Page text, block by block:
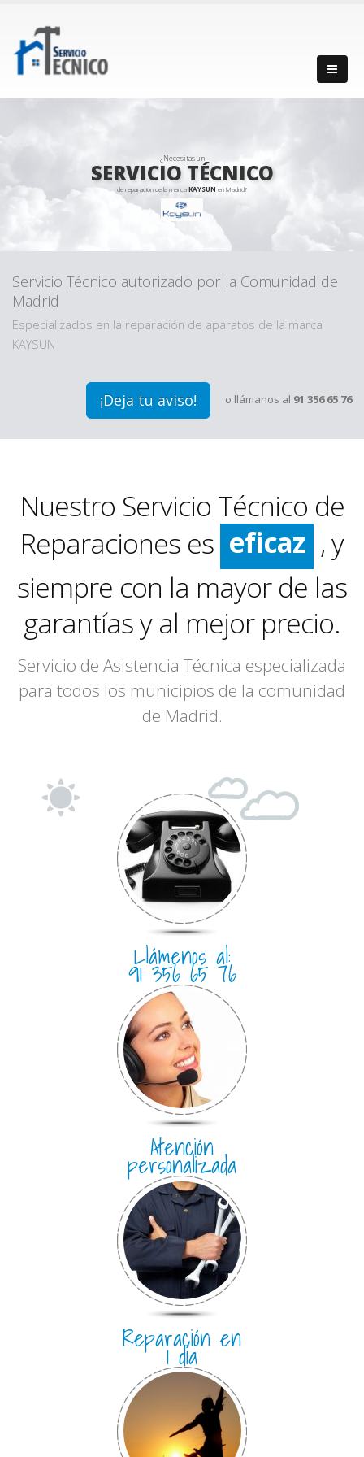
¿Necesitas un
SERVICIO TÉCNICO
de reparación de la marcaKAYSUN en Madrid?
Servicio Técnico autorizado por la Comunidad de
Madrid
Especializados en la reparación de aparatos de la marca
KAYSUN
¡Deja tu aviso! o llámanos al 91 356 65 76
Nuestro Servicio Técnico de
Reparaciones es
limpio
eficaz
rápido
, y
siempre con la mayor de las
garantías y al mejor precio.
Servicio de Asistencia Técnica especializada
para todos los municipios de la comunidad
de Madrid.
Llámenos al:
91 356 65 76
Atención
personalizada
Reparación en
1 día